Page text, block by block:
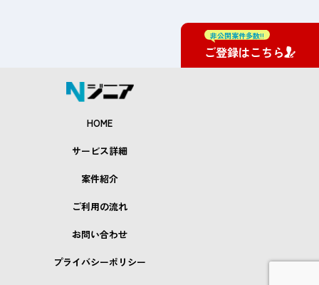
HOME
サービス詳細
案件紹介
ご利用の流れ
お問い合わせ
プライバシーポリシー
非公開案件多数!!
ご登録はこちら